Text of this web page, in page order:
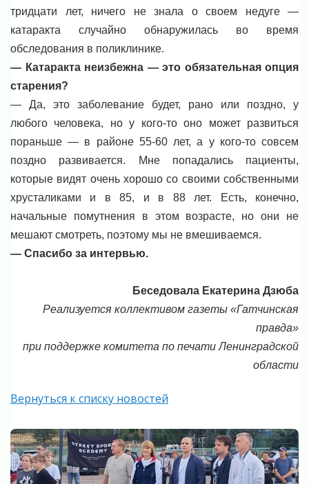
тридцати лет, ничего не знала о своем недуге —
катаракта случайно обнаружилась во время
обследования в поликлинике.
— Катаракта неизбежна — это обязательная опция
старения?
— Да, это заболевание будет, рано или поздно, у
любого человека, но у кого-то оно может развиться
пораньше — в районе 55-60 лет, а у кого-то совсем
поздно развивается. Мне попадались пациенты,
которые видят очень хорошо со своими собственными
хрусталиками и в 85, и в 88 лет. Есть, конечно,
начальные помутнения в этом возрасте, но они не
мешают смотреть, поэтому мы не вмешиваемся.
— Спасибо за интервью.
Беседовала Екатерина Дзюба
Реализуется коллективом газеты «Гатчинская
правда»
при поддержке комитета по печати Ленинградской
области
Вернуться к списку новостей